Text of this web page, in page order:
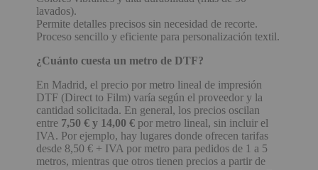
lavados).
Permite detalles precisos sin necesidad de recorte.
Proceso sencillo y eficiente para personalización textil.
¿Cuánto cuesta un metro de DTF?
En Madrid, el precio por metro lineal de impresión
DTF (Direct to Film) varía según el proveedor y la
cantidad solicitada. En general, los precios oscilan
entre 7,50 € y 14,00 € por metro lineal, sin incluir el
IVA. Por ejemplo, hay lugares donde ofrecen tarifas
desde 8,50 € + IVA por metro para pedidos de 1 a 5
metros, mientras que otros tienen precios a partir de